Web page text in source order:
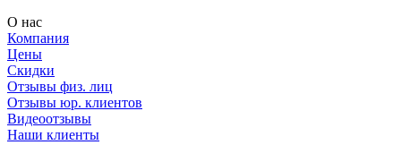
О нас
Компания
Цены
Скидки
Отзывы физ. лиц
Отзывы юр. клиентов
Видеоотзывы
Наши клиенты